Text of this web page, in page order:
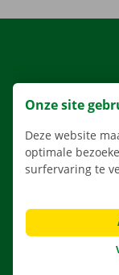
Onze site
Deze website
optimale
surfervaring te